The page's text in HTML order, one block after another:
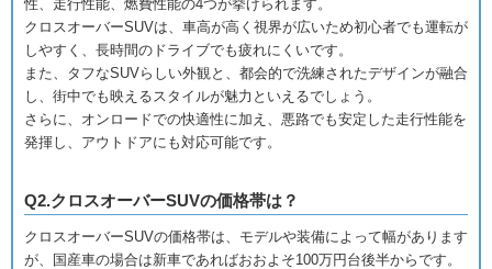
性、走行性能、燃費性能の4つが挙げられます。
クロスオーバーSUVは、車高が高く視界が広いため初心者でも運転が
しやすく、長時間のドライブでも疲れにくいです。
また、タフなSUVらしい外観と、都会的で洗練されたデザインが融合
し、街中でも映えるスタイルが魅力といえるでしょう。
さらに、オンロードでの快適性に加え、悪路でも安定した走行性能を
発揮し、アウトドアにも対応可能です。
Q2.クロスオーバーSUVの価格帯は？
クロスオーバーSUVの価格帯は、モデルや装備によって幅があります
が、国産車の場合は新車であればおおよそ100万円台後半からです。